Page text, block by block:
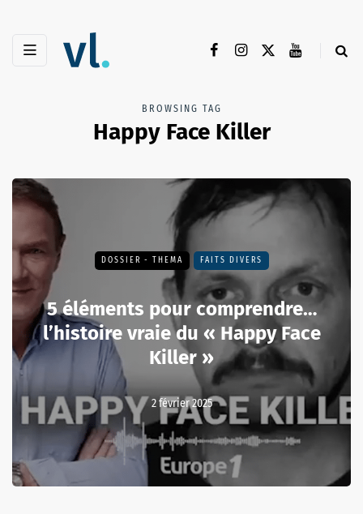
BROWSING TAG
Happy Face Killer
DOSSIER - THEMA FAITS DIVERS
5 éléments pour comprendre…
l’histoire vraie du « Happy Face
Killer »
2 février 2025